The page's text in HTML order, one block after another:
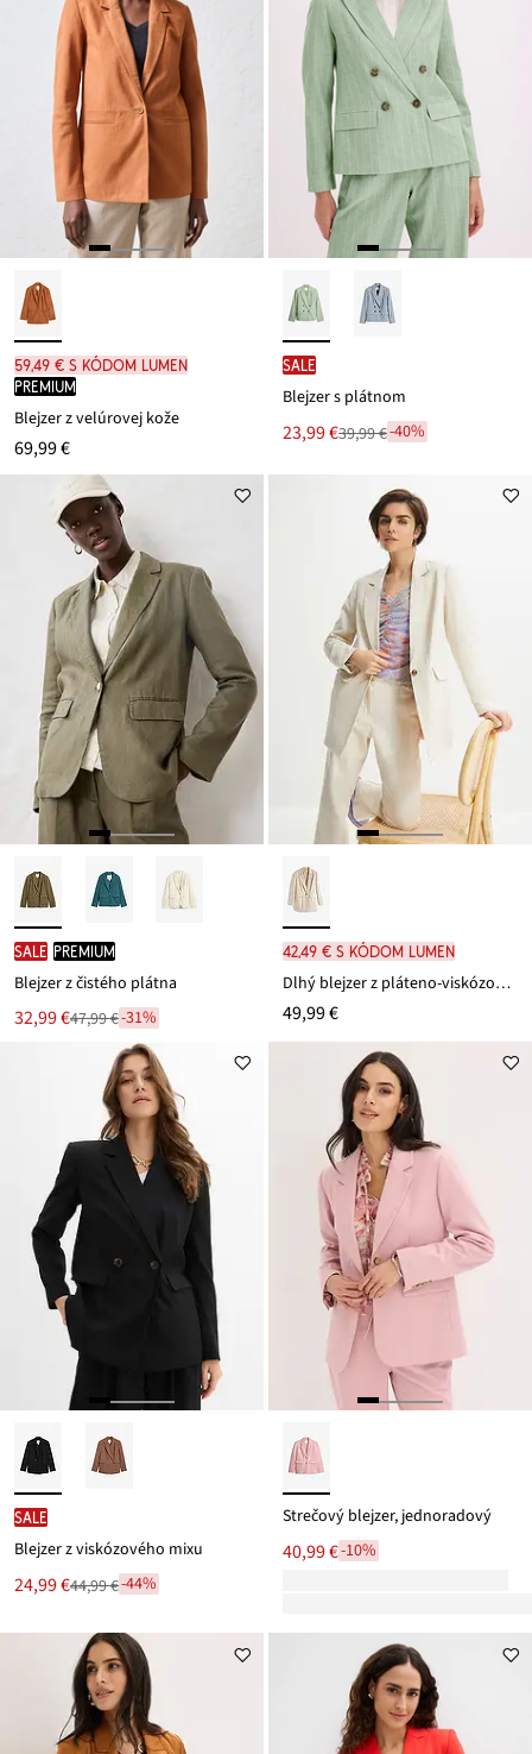
59,49 € s kódom LUMEN
PREMIUM
Blejzer z velúrovej kože
69,99 €
SALE
Blejzer s plátnom
Nová
cena
je
23,99 €
Zľava 39,99 €-40%
SALE PREMIUM
Blejzer z čistého plátna
Nová
cena
32,99 €
Zľava 47,99 €-31%
42,49 € s kódom LUMEN
Dlhý blejzer z pláteno-viskózového mixu
49,99 €
SALE
Blejzer z viskózového mixu
Nová
cena
24,99 €
Zľava
ceny
44,99 €-44%
Strečový blejzer, jednoradový
40,99 €-10%